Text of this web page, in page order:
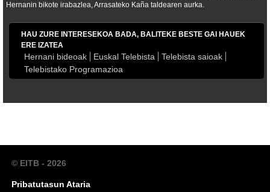
Hernanin bikote irabazlea, Arrasateko Kaña taldearen aurka.
HAU ZURE INTERESEKOA BADA, BALITEKE BESTE GAI HAUEK
ERE IZATEA
Hernani bideoak Euskal Telebista
Telebista saioak
Telebistako Programazioa
© EITB - 2026
Pribatutasun Ataria